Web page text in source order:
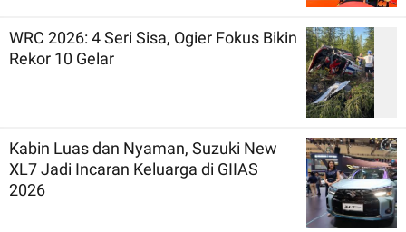
WRC 2026: 4 Seri Sisa, Ogier Fokus Bikin
Rekor 10 Gelar
Kabin Luas dan Nyaman, Suzuki New
XL7 Jadi Incaran Keluarga di GIIAS
2026